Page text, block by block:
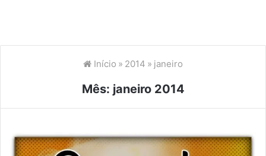
Início » 2014 » janeiro
Mês: janeiro 2014